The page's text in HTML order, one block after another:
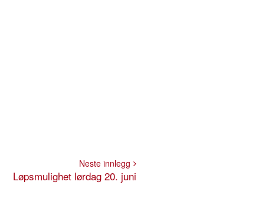
Neste innlegg
Løpsmulighet lørdag 20. juni